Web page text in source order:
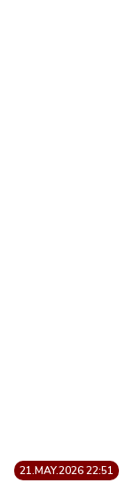
21.MAY.2026 22:51